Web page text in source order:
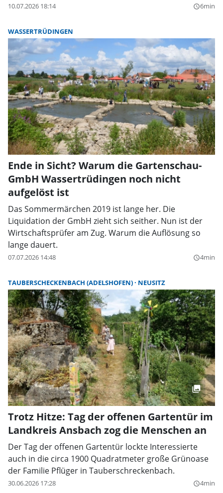
10.07.2026 18:14 query_builder6min
WASSERTRÜDINGEN
Ende in Sicht? Warum die Gartenschau-
GmbH Wassertrüdingen noch nicht
aufgelöst ist
Das Sommermärchen 2019 ist lange her. Die
Liquidation der GmbH zieht sich seither. Nun ist der
Wirtschaftsprüfer am Zug. Warum die Auflösung so
lange dauert.
07.07.2026 14:48 query_builder4min
TAUBERSCHECKENBACH (ADELSHOFEN) NEUSITZ
Trotz Hitze: Tag der offenen Gartentür im
Landkreis Ansbach zog die Menschen an
Der Tag der offenen Gartentür lockte Interessierte
auch in die circa 1900 Quadratmeter große Grünoase
der Familie Pflüger in Tauberschreckenbach.
30.06.2026 17:28 query_builder4min